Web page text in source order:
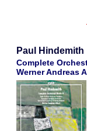
Paul Hindemith
Complete
Werner Andreas